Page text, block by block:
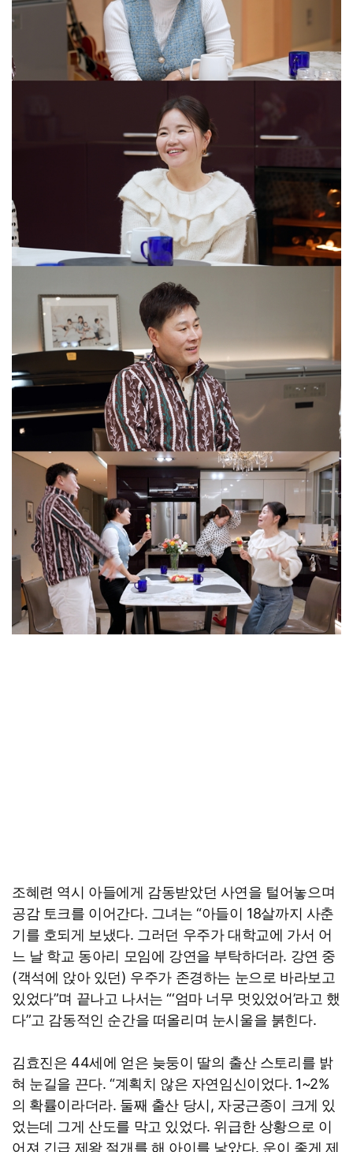
조혜련 역시 아들에게 감동받았던 사연을 털어놓으며
공감 토크를 이어간다. 그녀는 “아들이 18살까지 사춘
기를 호되게 보냈다. 그러던 우주가 대학교에 가서 어
느 날 학교 동아리 모임에 강연을 부탁하더라. 강연 중
(객석에 앉아 있던) 우주가 존경하는 눈으로 바라보고
있었다”며 끝나고 나서는 “‘엄마 너무 멋있었어’라고 했
다”고 감동적인 순간을 떠올리며 눈시울을 붉힌다.
김효진은 44세에 얻은 늦둥이 딸의 출산 스토리를 밝
혀 눈길을 끈다. “계획치 않은 자연임신이었다. 1~2%
의 확률이라더라. 둘째 출산 당시, 자궁근종이 크게 있
었는데 그게 산도를 막고 있었다. 위급한 상황으로 이
어져 긴급 제왕 절개를 해 아이를 낳았다. 운이 좋게 제